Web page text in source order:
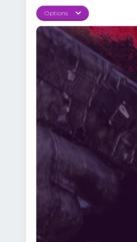
Options